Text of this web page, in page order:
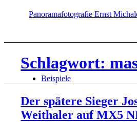
Beispiele
Schlagwort:
Der spätere Sieger
Weithaler auf MX5